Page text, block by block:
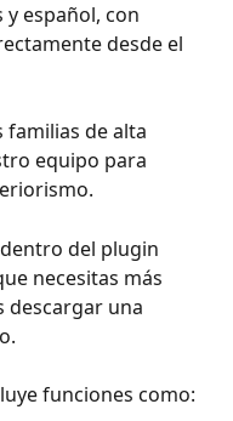
español, con
desde el
familias de alta
equipo para
del plugin
necesitas más
descargar una
funciones como: